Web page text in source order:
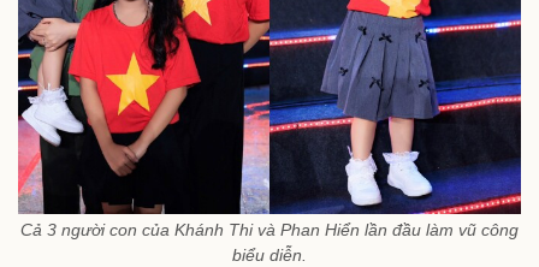
Cả 3 người con của Khánh Thi và Phan Hiển lần đầu làm vũ công
biểu diễn.